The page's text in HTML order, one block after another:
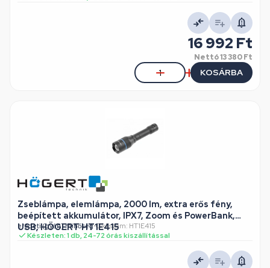
16 992 Ft
Nettó13 380 Ft
KOSÁRBA
Zseblámpa, elemlámpa, 2000 lm, extra erős fény,
beépített akkumulátor, IPX7, Zoom és PowerBank,
USB, HÖGERT HT1E415
eredeti (gyári) minőség•Cikkszám: HT1E415
Készleten: 1 db, 24-72 órás kiszállítással